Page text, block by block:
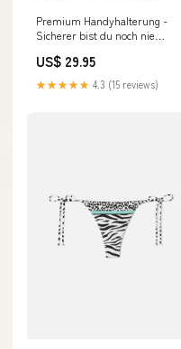
Premium Handyhalterung -
Sicherer bist du noch nie
US$ 29.95
★★★★★ 4.3 (15 reviews)